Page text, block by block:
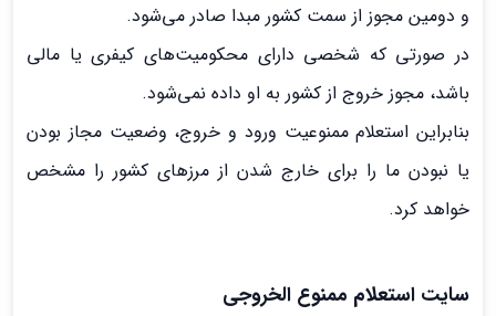
و دومین مجوز از سمت کشور مبدا صادر می‌شود.
در صورتی که شخصی دارای محکومیت‌های کیفری یا مالی
باشد، مجوز خروج از کشور به او داده نمی‌شود.
بنابراین استعلام ممنوعیت ورود و خروج، وضعیت مجاز بودن
یا نبودن ما را برای خارج شدن از مرزهای کشور را مشخص
خواهد کرد.
سایت استعلام ممنوع الخروجی